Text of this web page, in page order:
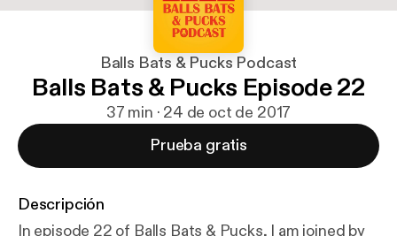
Balls Bats & Pucks Podcast
Balls Bats & Pucks Episode 22
37 min · 24 de oct de 2017
Prueba gratis
Descripción
In episode 22 of Balls Bats & Pucks, I am joined by